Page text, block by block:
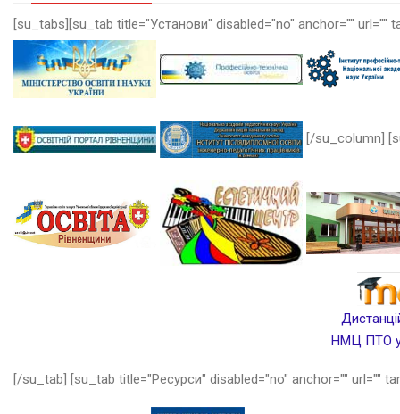
[su_tabs][su_tab title="Установи" disabled="no" anchor=""
[/su_column]
НМЦ ПТО у
[/su_tab] [su_tab title="Ресурси" disabled="no" anchor="" url=""